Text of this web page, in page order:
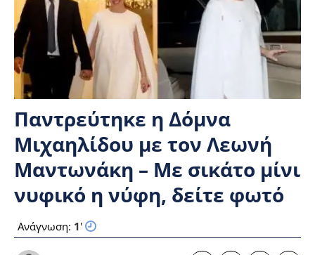
Παντρεύτηκε η Δόμνα
Μιχαηλίδου με τον Λεωνή
Μαντωνάκη – Με σικάτο μίνι
νυφικό η νύφη, δείτε φωτό
Ανάγνωση: 1'